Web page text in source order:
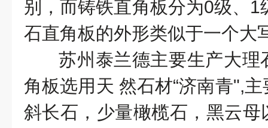
别，而铸铁直角板分为0级、
石直角板的外形类似于一个大
苏州泰兰德主要生产大理
角板选用天 然石材“济南青",
斜长石，少量橄榄石，黑云